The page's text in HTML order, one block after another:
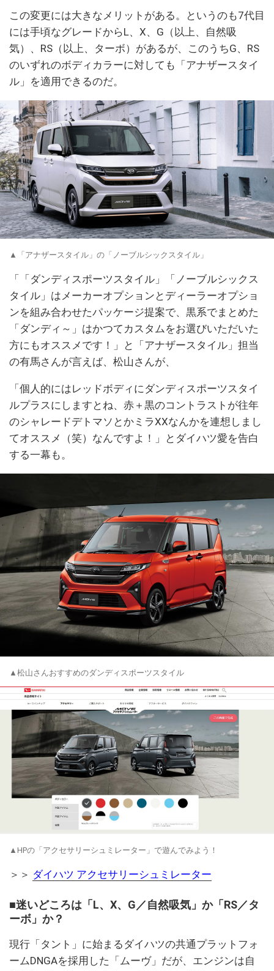
この変更には大きなメリットがある。というのも7代目
には手頃なグレードからL、X、G（以上、自然吸
気）、RS（以上、ターボ）があるが、このうちG、RS
のいずれのボディカラーに対しても「アナザースタイ
ル」を適用できるのだ。
▲「アナザースタイル」の「ノーブルシックスタイル」
「「ダンディスポーツスタイル」「ノーブルシックス
タイル」はメーカーオプションとディーラーオプショ
ンを組み合わせたパッケージ提案で、黒系でまとめた
「ダンディ～」はかつてカスタムをお選びいただいた
方にもオススメです！」と「アナザースタイル」担当
の有馬さんが言えば、松山さんが、
「個人的にはレッドボディにダンディスポーツスタイ
ルプラスにしますとね、赤＋黒のコントラストが往年
のシャレードデトマソとかミラXXなんかを連想しまし
てオススメ（笑）なんですよ！」とダイハツ愛を告白
する一幕も。
▲松山さんおすすめのダンディスポーツスタイル
▲HPの「アクセサリーシュミレーター」で遊んでみよう！
＞＞ ダイハツ アクセサリーシュミレーター
■迷いどころは「L、X、G／自然吸気」か「RS／タ
ーボ」か？
現行「タント」に始まるダイハツの共通プラットフォ
ームDNGAを採用した「ムーヴ」だが、エンジンは自